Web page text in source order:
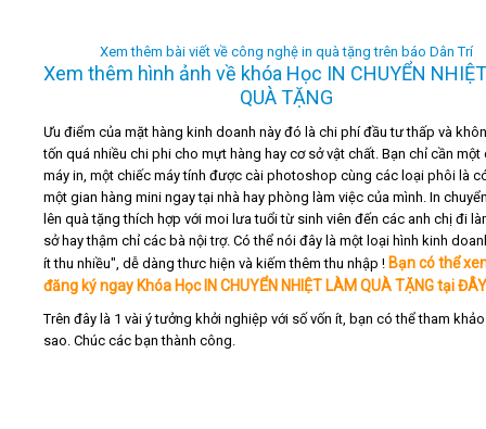
Xem thêm bài viết về công nghệ in quà tặng trên báo Dân Trí
Xem thêm hình ảnh về khóa Học IN CHUYỂN
QUÀ TẶNG
Ưu điểm của mặt hàng kinh doanh này đó là chi phí đầu tư thấp và
tốn quá nhiều chi phi cho mựt hàng hay cơ sở vật chất. Bạn chỉ cần một
máy in, một chiếc máy tính được cài photoshop cùng các loại phôi là
một gian hàng mini ngay tại nhà hay phòng làm việc của mình. In
lên quà tặng thích hợp với moi lưa tuổi từ sinh viên đến các anh chị đi
sở hay thậm chỉ các bà nội trợ. Có thể nói đây là một loại hình kinh
ít thu nhiều", dễ dàng thưc hiện và kiếm thêm thu nhập ! Bạn có thể
đăng ký ngay Khóa Học IN CHUYỂN NHIỆT LÀM QUÀ TẶNG tại
Trên đây là 1 vài ý tưởng khởi nghiệp với số vốn ít, bạn có thể tham
sao. Chúc các bạn thành công.